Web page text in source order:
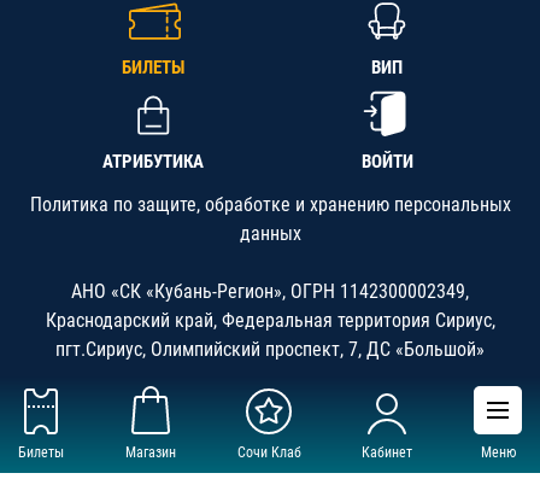
Билеты Магазин Сочи Клаб Кабинет Меню
БИЛЕТЫ ВИП
АТРИБУТИКА ВОЙТИ
Политика по защите, обработке и хранению персональных
данных
АНО «СК «Кубань-Регион», ОГРН 1142300002349,
Краснодарский край, Федеральная территория Сириус,
пгт.Сириус, Олимпийский проспект, 7, ДС «Большой»